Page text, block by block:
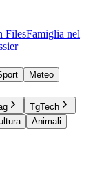
FilesFamiglia nel
Meteo
TgTech
Animali